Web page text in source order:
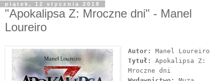
piątek, 12 stycznia 2018
"Apokalipsa Z: Mroczne dni" - Manel
Loureiro
Autor:
Manel Loureiro
Tytuł:
Apokalipsa Z:
Mroczne dni